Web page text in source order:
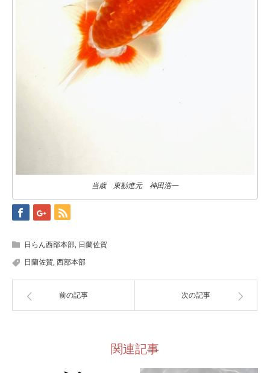
当歳 東勧進元 神田浩一
日らん西部本部, 日蘭佐賀
日蘭佐賀,西部本部
前の記事 次の記事
関連記事